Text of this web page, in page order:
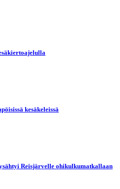
kesäkeleissä
Reisjärvelle ohikulkumatkallaan